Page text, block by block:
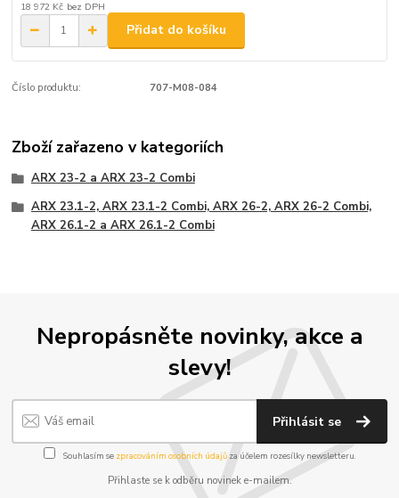
18 972 Kč bez DPH
Přidat do košíku
Číslo produktu: 707-M08-084
Zboží zařazeno v kategoriích
ARX 23-2 a ARX 23-2 Combi
ARX 23.1-2, ARX 23.1-2 Combi, ARX 26-2, ARX 26-2 Combi,
ARX 26.1-2 a ARX 26.1-2 Combi
Nepropásněte novinky, akce a
slevy!
Přihlásit se
Souhlasím se zpracováním osobních údajůza účelem rozesílky newsletteru.
Přihlaste se k odběru novinek e-mailem.